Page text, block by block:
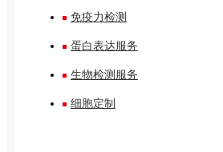
免疫力检测
蛋白表达服务
生物检测服务
细胞定制